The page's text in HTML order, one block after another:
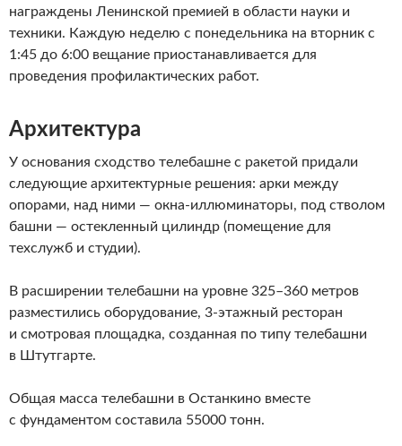
награждены Ленинской премией в области науки и
техники. Каждую неделю с понедельника на вторник с
1:45 до 6:00 вещание приостанавливается для
проведения профилактических работ.
Архитектура
У основания сходство телебашне с ракетой придали
следующие архитектурные решения: арки между
опорами, над ними — окна-иллюминаторы, под стволом
башни — остекленный цилиндр (помещение для
техслужб и студии).
В расширении телебашни на уровне 325–360 метров
разместились оборудование, 3-этажный ресторан
и смотровая площадка, созданная по типу телебашни
в Штутгарте.
Общая масса телебашни в Останкино вместе
с фундаментом составила 55000 тонн.